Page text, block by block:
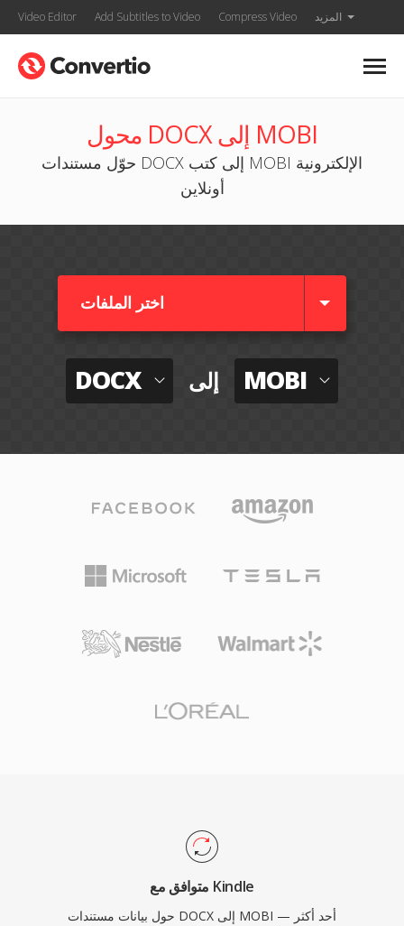
Video Editor Add Subtitles to Video Compress Video المزيد
محول DOCX إلى MOBI
حوّل مستندات DOCX إلى كتب MOBI الإلكترونية
أونلاين
اختر الملفات
DOCX إلى MOBI
متوافق مع Kindle
حول بيانات مستندات DOCX إلى MOBI — أحد أكثر